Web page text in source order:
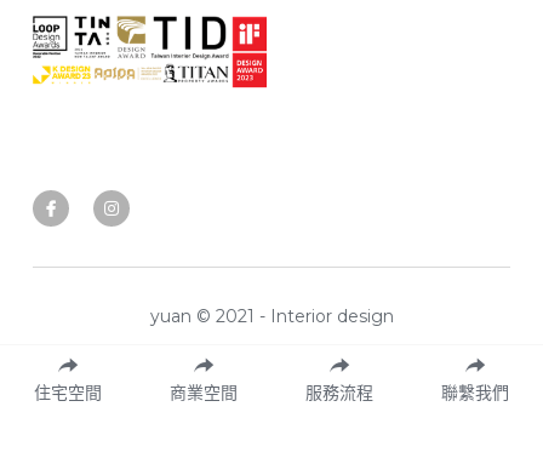
yuan © 2021 - Interior design
住宅空間 商業空間 服務流程 聯繫我們